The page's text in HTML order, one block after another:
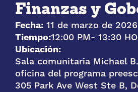
Finanzas y
Fecha: 11 de marzo de 2026
Tiempo:12:00 PM- 13:30
Ubicación:
Sala comunitaria Michael
oficina del programa
305 Park Ave West Ste B,